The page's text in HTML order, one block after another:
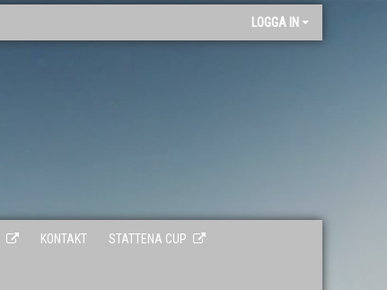
LOGGA IN
KONTAKT STATTENA CUP